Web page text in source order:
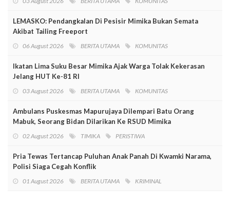
LEMASKO: Pendangkalan Di Pesisir Mimika Bukan Semata
Akibat Tailing Freeport
06 August 2026 BERITA UTAMA KOMUNITAS
Ikatan Lima Suku Besar Mimika Ajak Warga Tolak Kekerasan
Jelang HUT Ke-81 RI
03 August 2026 BERITA UTAMA KOMUNITAS
Ambulans Puskesmas Mapurujaya Dilempari Batu Orang
Mabuk, Seorang Bidan Dilarikan Ke RSUD Mimika
02 August 2026 TIMIKA PERISTIWA
Pria Tewas Tertancap Puluhan Anak Panah Di Kwamki Narama,
Polisi Siaga Cegah Konflik
01 August 2026 BERITA UTAMA KRIMINAL